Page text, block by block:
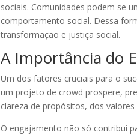
sociais. Comunidades podem se
comportamento social. Dessa
transformação e justiça social.
A Importância do
Um dos fatores cruciais para o
um projeto de crowd prospere,
clareza de propósitos, dos
O engajamento não só contribui